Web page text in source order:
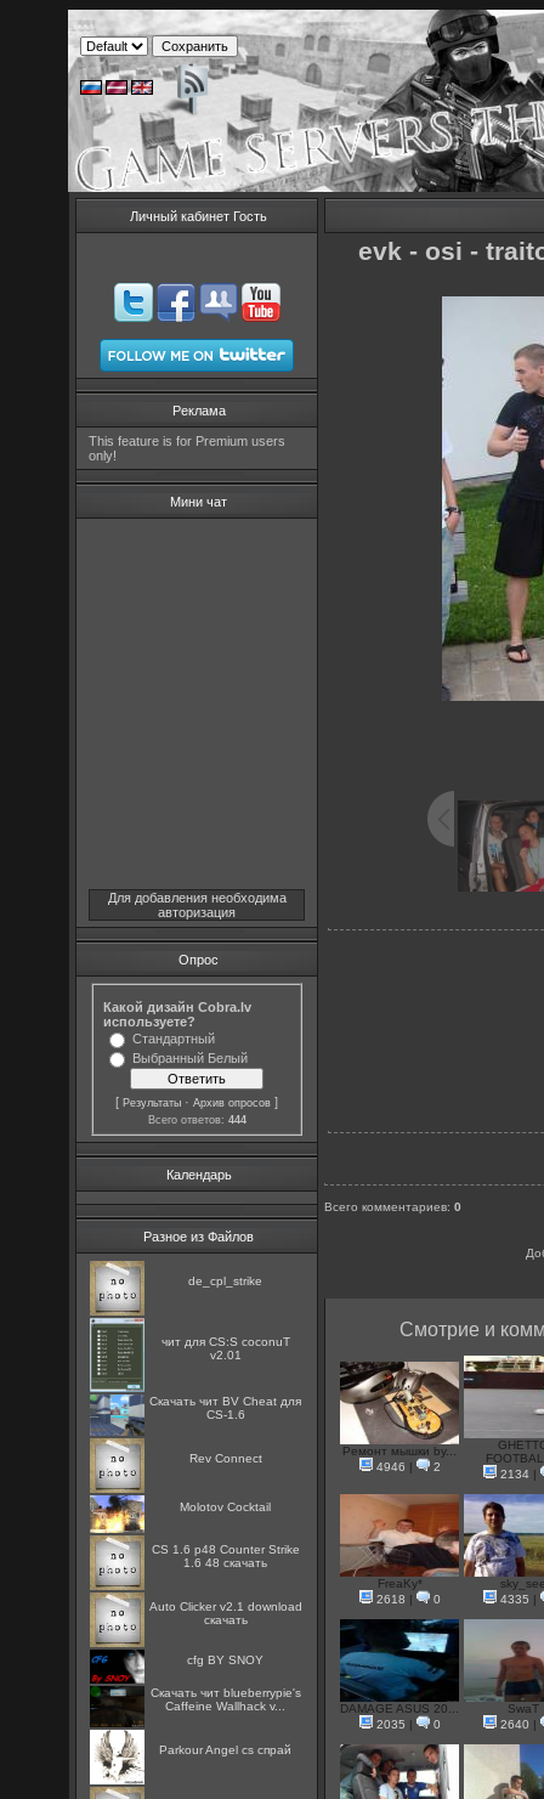
Личный кабинет Гость
Реклама
This feature is for Premium users
only!
Мини чат
Для добавления необходима
авторизация
Опрос
Какой дизайн Cobra.lv
используете?
Стандартный
Выбранный Белый
[Результаты ·Архив опросов ]
Всего ответов: 444
Календарь
Разное из Файлов
de_cpl_strike
чит для CS:S coconuT
v2.01
Скачать чит BV Cheat для
CS-1.6
Rev Connect
Molotov Cocktail
CS 1.6 p48 Counter Strike
1.6 48 скачать
Auto Clicker v2.1 download
скачать
cfg BY SNOY
Скачать чит blueberrypie's
Caffeine Wallhack v...
Parkour Angel cs спрай
evk - osi -
Всего комментариев:0
Смотрие и
Ремонт мышки by...
4946
2
2134|
FreaKy*
2618
0
4335
DAMAGE ASUS 20...
2035
0
SwaT
2640